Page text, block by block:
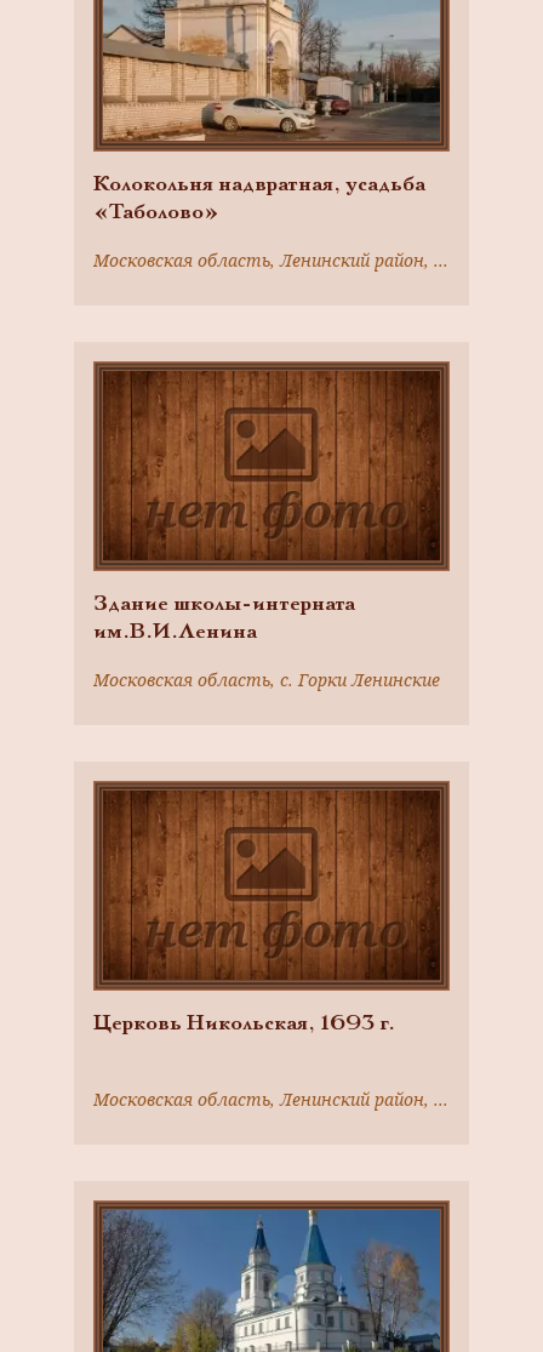
Колокольня надвратная, усадьба
«Таболово»
Московская область, Ленинский район, г. Видное-2, с. Таболово, Белокаменное ш.
Здание школы-интерната
им.В.И.Ленина
Московская область, с. Горки Ленинские
Церковь Никольская, 1693 г.
Московская область, Ленинский район, село Сабурово